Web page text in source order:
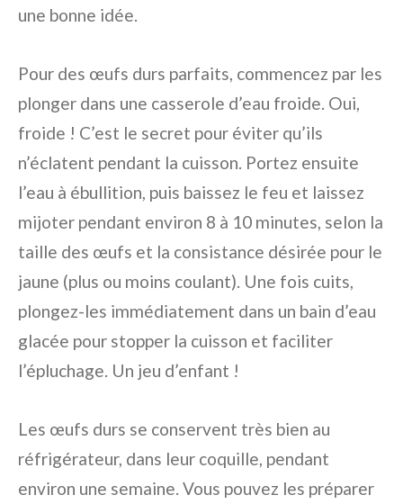
une bonne idée.
Pour des œufs durs parfaits, commencez par les
plonger dans une casserole d’eau froide. Oui,
froide ! C’est le secret pour éviter qu’ils
n’éclatent pendant la cuisson. Portez ensuite
l’eau à ébullition, puis baissez le feu et laissez
mijoter pendant environ 8 à 10 minutes, selon la
taille des œufs et la consistance désirée pour le
jaune (plus ou moins coulant). Une fois cuits,
plongez-les immédiatement dans un bain d’eau
glacée pour stopper la cuisson et faciliter
l’épluchage. Un jeu d’enfant !
Les œufs durs se conservent très bien au
réfrigérateur, dans leur coquille, pendant
environ une semaine. Vous pouvez les préparer